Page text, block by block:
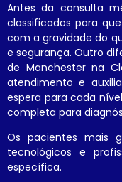
Antes da consulta
classificados para
com a gravidade do
e segurança. Outro
de Manchester na
atendimento e
espera para cada
completa para
Os pacientes mais
tecnológicos e
específica.